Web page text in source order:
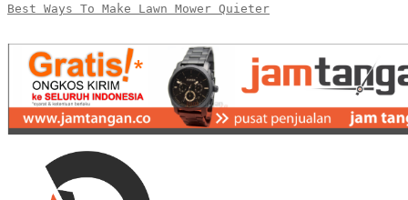
Best Ways To Make Lawn Mower Quieter